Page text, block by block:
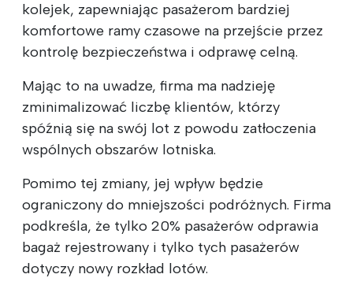
kolejek, zapewniając pasażerom bardziej
komfortowe ramy czasowe na przejście przez
kontrolę bezpieczeństwa i odprawę celną.
Mając to na uwadze, firma ma nadzieję
zminimalizować liczbę klientów, którzy
spóźnią się na swój lot z powodu zatłoczenia
wspólnych obszarów lotniska.
Pomimo tej zmiany, jej wpływ będzie
ograniczony do mniejszości podróżnych. Firma
podkreśla, że tylko 20% pasażerów odprawia
bagaż rejestrowany i tylko tych pasażerów
dotyczy nowy rozkład lotów.